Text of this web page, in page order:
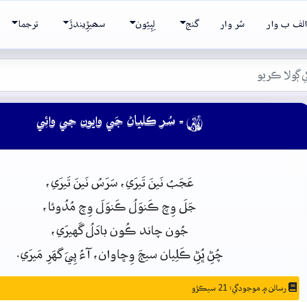
الف ب وار سُر وار گنج لِپِيُون سھيڙِيندڙَ ترجما
 - سُر ڪلياڻ جَي وايون جي وائِي
عَجَبُ نَينَ تَيرَي، سَرَسُ نَينَ تَيرَي،
جَلَ وِچ ڪَنوَلُ ڪَنوَلَ وِچ مُدُوئا،
جُون چاند ڪُون بادَلُگَهيرَي،
چُڻِ ڀُڻِ ڪَلِيان سيڄَ وِڇاوان، آءُ پِيَ گهَرِ مَيرَي.
رسالن ۾ موجودگي: 21 سيڪڙو